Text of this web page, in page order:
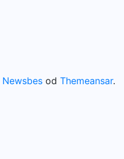
Newsbes od Themeansar.